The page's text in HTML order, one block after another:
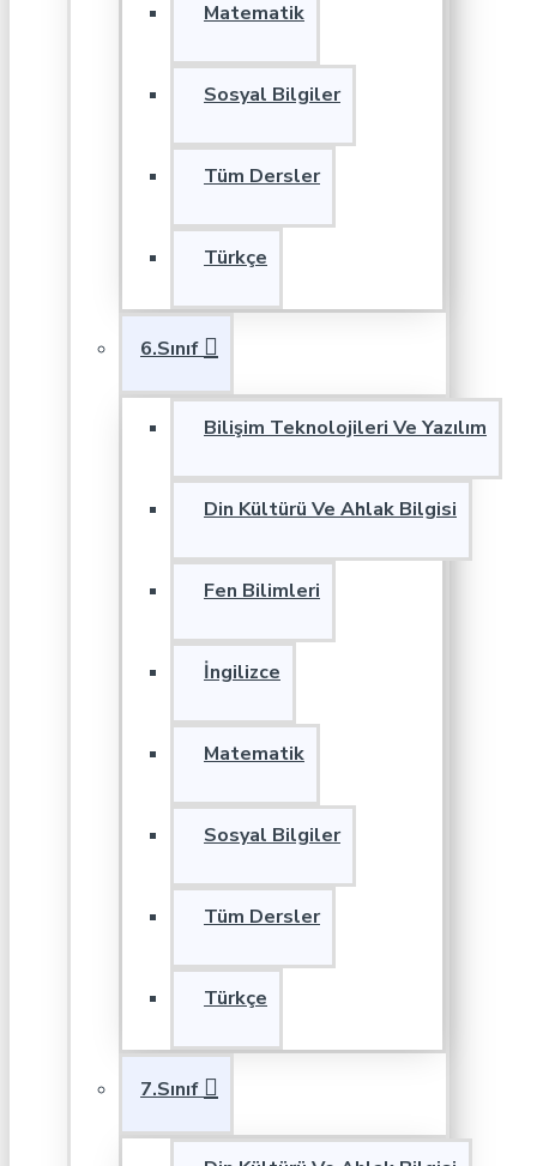
Matematik
Sosyal Bilgiler
Tüm Dersler
Türkçe
6.Sınıf
Bilişim Teknolojileri Ve Yazılım
Din Kültürü Ve Ahlak Bilgisi
Fen Bilimleri
İngilizce
Matematik
Sosyal Bilgiler
Tüm Dersler
Türkçe
7.Sınıf